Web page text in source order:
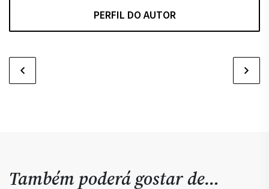
PERFIL DO AUTOR
Também poderá gostar de…